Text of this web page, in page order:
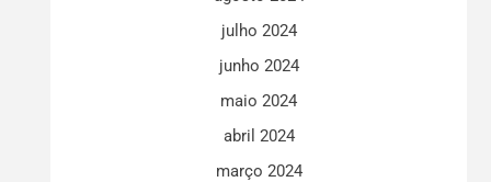
julho 2024
junho 2024
maio 2024
abril 2024
março 2024